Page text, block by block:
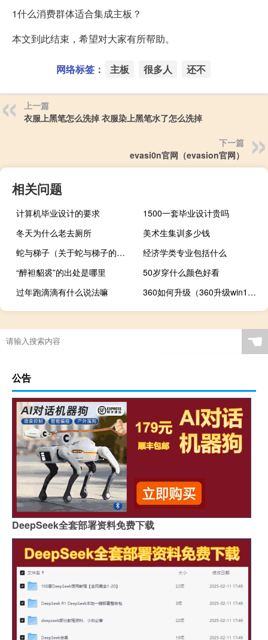
1什么消费群体适合集成主板？
本文到此结束，希望对大家有所帮助。
网络标签： 主板 很多人 还不
上一篇
衣服上黑笔怎么洗掉 衣服染上黑笔水了怎么洗掉
下一篇
evasi0n官网（evasion官网）
相关问题
计算机毕业设计的要求
1500一套毕业设计贵吗
冬天为什么老去厕所
美术生集训多少钱
蛇与梯子（关于蛇与梯子的介绍）
经济学类专业包括什么
“醉袒貂裘”的出处是哪里
50岁穿什么颜色好看
过年跑滴滴有什么说法嘛
360如何升级（360升级win10方法）
☚
公告
DeepSeek全套部署资料免费下载